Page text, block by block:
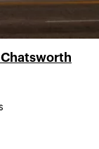
Chatsworth